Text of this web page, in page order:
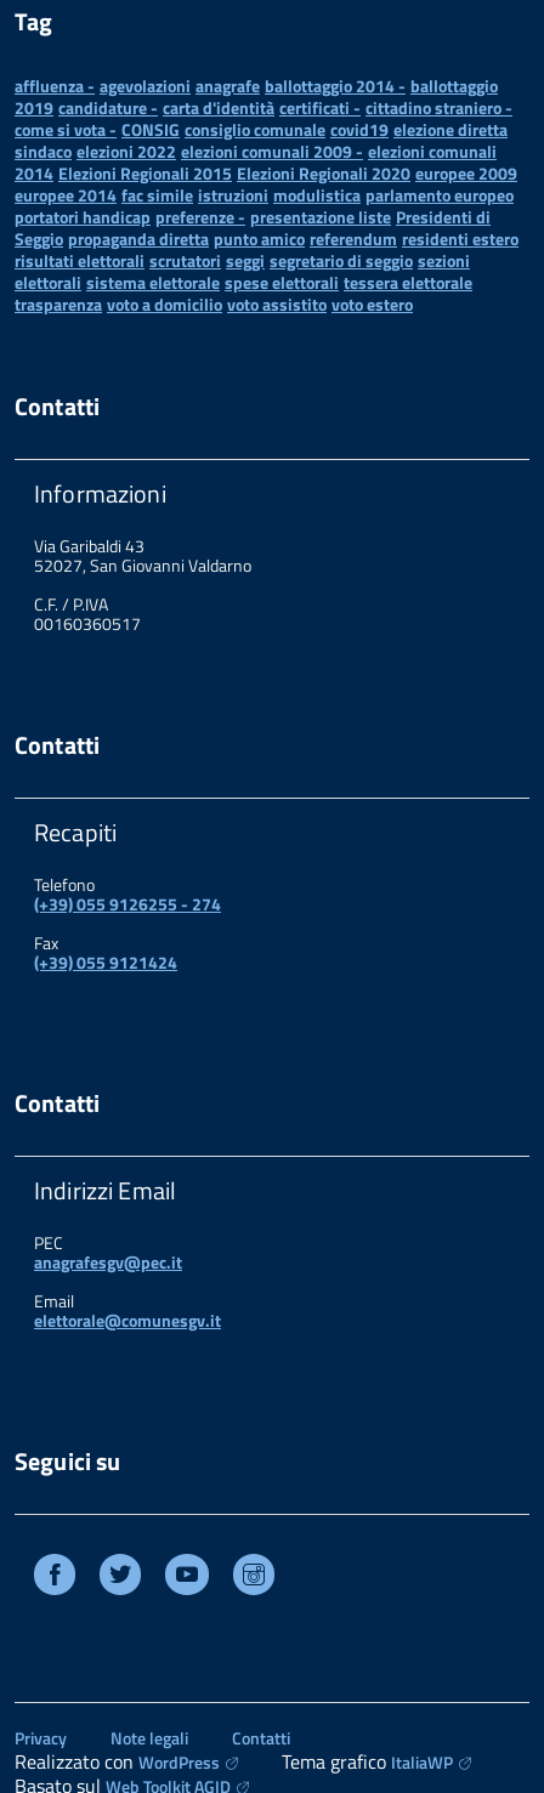
Tag
affluenza - agevolazioni anagrafe ballottaggio 2014 - ballottaggio
2019candidature - carta d'identitàcertificati - cittadino straniero -
come si vota - CONSIG consiglio comunalecovid19elezione diretta
sindacoelezioni 2022 elezioni comunali 2009 - elezioni comunali
2014 Elezioni Regionali 2015 Elezioni Regionali 2020europee 2009
europee 2014fac simile istruzioni modulistica parlamento europeo
portatori handicap preferenze - presentazione liste Presidenti di
Seggio propaganda diretta punto amico referendum residenti estero
risultati elettorali scrutatori seggi segretario di seggiosezioni
elettorali sistema elettoralespese elettorali tessera elettorale
trasparenzavoto a domiciliovoto assistitovoto estero
Contatti
Informazioni
Via Garibaldi 43
52027, San Giovanni Valdarno
C.F. / P.IVA
00160360517
Contatti
Recapiti
Telefono
(+39) 055 9126255 - 274
Fax
(+39) 055 9121424
Contatti
Indirizzi Email
PEC
anagrafesgv@pec.it
Email
elettorale@comunesgv.it
Seguici su
Facebook Twitter Youtube
Privacy Note legali Contatti
Realizzato con WordPress Tema grafico ItaliaWP
Basato sul Web Toolkit AGID